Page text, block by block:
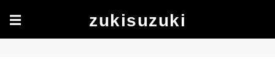
☰ zukisuzuki